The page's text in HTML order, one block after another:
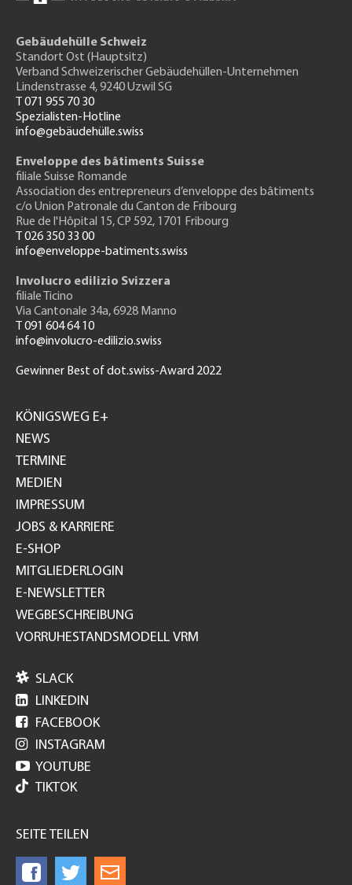
Gebäudehülle Schweiz
Standort Ost (Hauptsitz)
Verband Schweizerischer Gebäudehüllen-Unternehmen
Lindenstrasse 4, 9240 Uzwil SG
T 071 955 70 30
Spezialisten-Hotline
info@gebäudehülle.swiss
Enveloppe des bâtiments Suisse
filiale Suisse Romande
Association des entrepreneurs d’enveloppe des bâtiments
c/o Union Patronale du Canton de Fribourg
Rue de l'Hôpital 15, CP 592, 1701 Fribourg
T 026 350 33 00
info@enveloppe-batiments.swiss
Involucro edilizio Svizzera
filiale Ticino
Via Cantonale 34a, 6928 Manno
T 091 604 64 10
info@involucro-edilizio.swiss
Gewinner Best of dot.swiss-Award 2022
GH
KÖNIGSWEG E+
NEWS
TERMINE
MEDIEN
IMPRESSUM
JOBS & KARRIERE
E-SHOP
MITGLIEDERLOGIN
E-NEWSLETTER
WEGBESCHREIBUNG
VORRUHESTANDSMODELL VRM
 SLACK
 LINKEDIN
 FACEBOOK
 INSTAGRAM
 YOUTUBE
TIKTOK
SEITE TEILEN